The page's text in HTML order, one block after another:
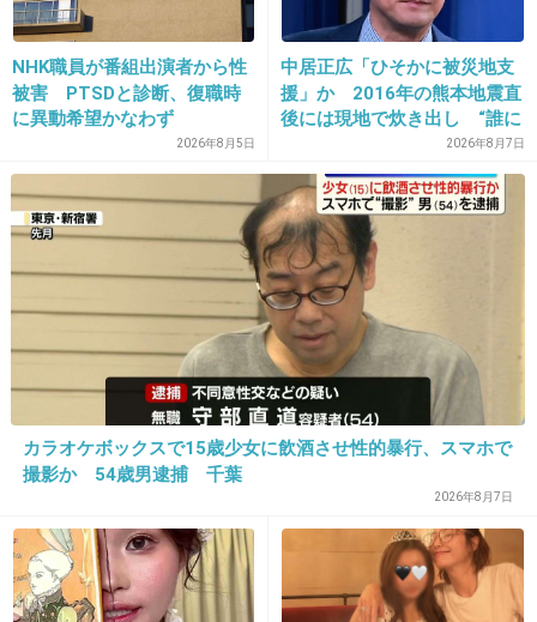
ハートやボーダー柄のスパッツにパーカーとか
Ｔシャツ着させられてた。
なぜ下はスパッツオンリーだったのか謎です。
+38 -0
24. 匿名2014/04/10(木) 18:42:46
ピアノの発表会で、着れなくなったカーディガ
ンの袖を切ってベストにして、さらにそのベス
トにクリスマスツリーで巻くようなキラキラの
太いモール？をクルクル付け始め…
頭には手作りの猫耳付けられて、出番前から周
に爆笑され…
NHK職員が番組出演者から性
被害 PTSDと診断、復職時
に異動希望かなわず
2026年8月5日
中居正広「ひそかに被災地支
援」か 2016年の熊本地震直
後には現地で炊き出し “誰に
も知られなくて良い”と、むし
ろ強まる福祉活動への思い
2026年8月7日
カラオケボックスで15歳少女に飲酒させ性的暴行、スマホで
撮影か 54歳男逮捕 千葉
2026年8月7日